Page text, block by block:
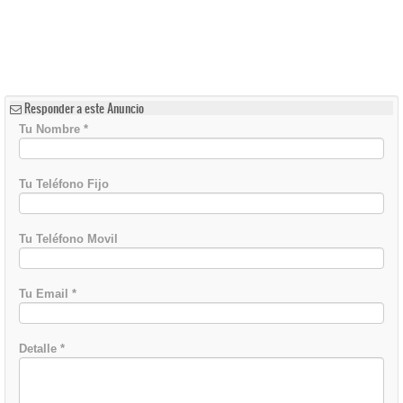
Responder a este Anuncio
Tu Nombre *
Tu Teléfono Fijo
Tu Teléfono Movil
Tu Email *
Detalle *